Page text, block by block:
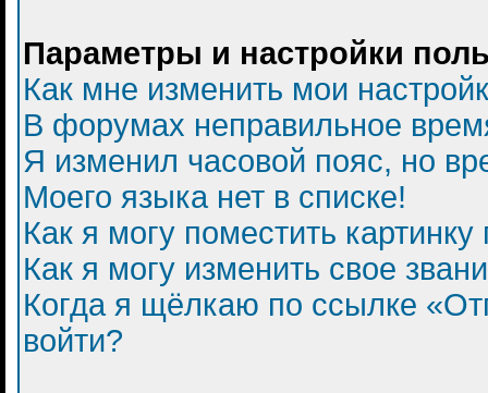
Параметры и настройки
Как мне изменить мои
В форумах неправильное
Я изменил часовой пояс, но
Моего языка нет в списке!
Как я могу поместить
Как я могу изменить свое
Когда я щёлкаю по ссылке
войти?